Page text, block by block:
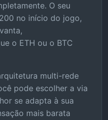
O seu
no início do jogo,
o ETH ou o BTC
multi-rede
pode escolher a via
se adapta à sua
mais barata